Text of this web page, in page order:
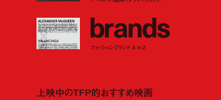
brands
ファッションブランド A to Z
上映中のTFP的おすすめ映画